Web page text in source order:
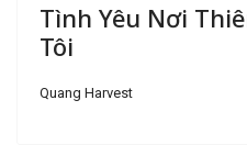
Tình Yêu Nơi
Tôi
Quang Harvest